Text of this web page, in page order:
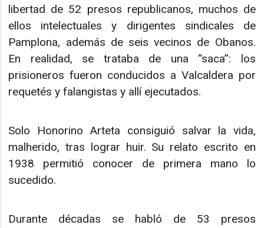
libertad de 52 presos republicanos, muchos de
ellos intelectuales y dirigentes sindicales de
Pamplona, además de seis vecinos de Obanos.
En realidad, se trataba de una “saca”: los
prisioneros fueron conducidos a Valcaldera por
requetés y falangistas y allí ejecutados.
Solo Honorino Arteta consiguió salvar la vida,
malherido, tras lograr huir. Su relato escrito en
1938 permitió conocer de primera mano lo
sucedido.
Durante décadas se habló de 53 presos